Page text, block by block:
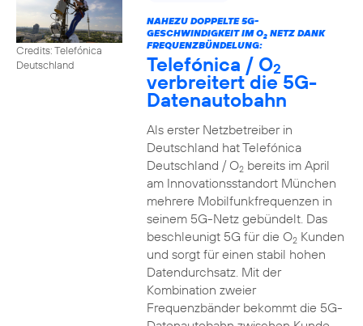
Credits: Telefónica
Deutschland
NAHEZU DOPPELTE 5G-
GESCHWINDIGKEIT IM O2NETZ DANK
FREQUENZBÜNDELUNG:
Telefónica / O2
verbreitert die 5G-
Datenautobahn
Als erster Netzbetreiber in
Deutschland hat Telefónica
Deutschland / O2bereits im April
am Innovationsstandort München
mehrere Mobilfunkfrequenzen in
seinem 5G-Netz gebündelt. Das
beschleunigt 5G für die O2Kunden
und sorgt für einen stabil hohen
Datendurchsatz. Mit der
Kombination zweier
Frequenzbänder bekommt die 5G-